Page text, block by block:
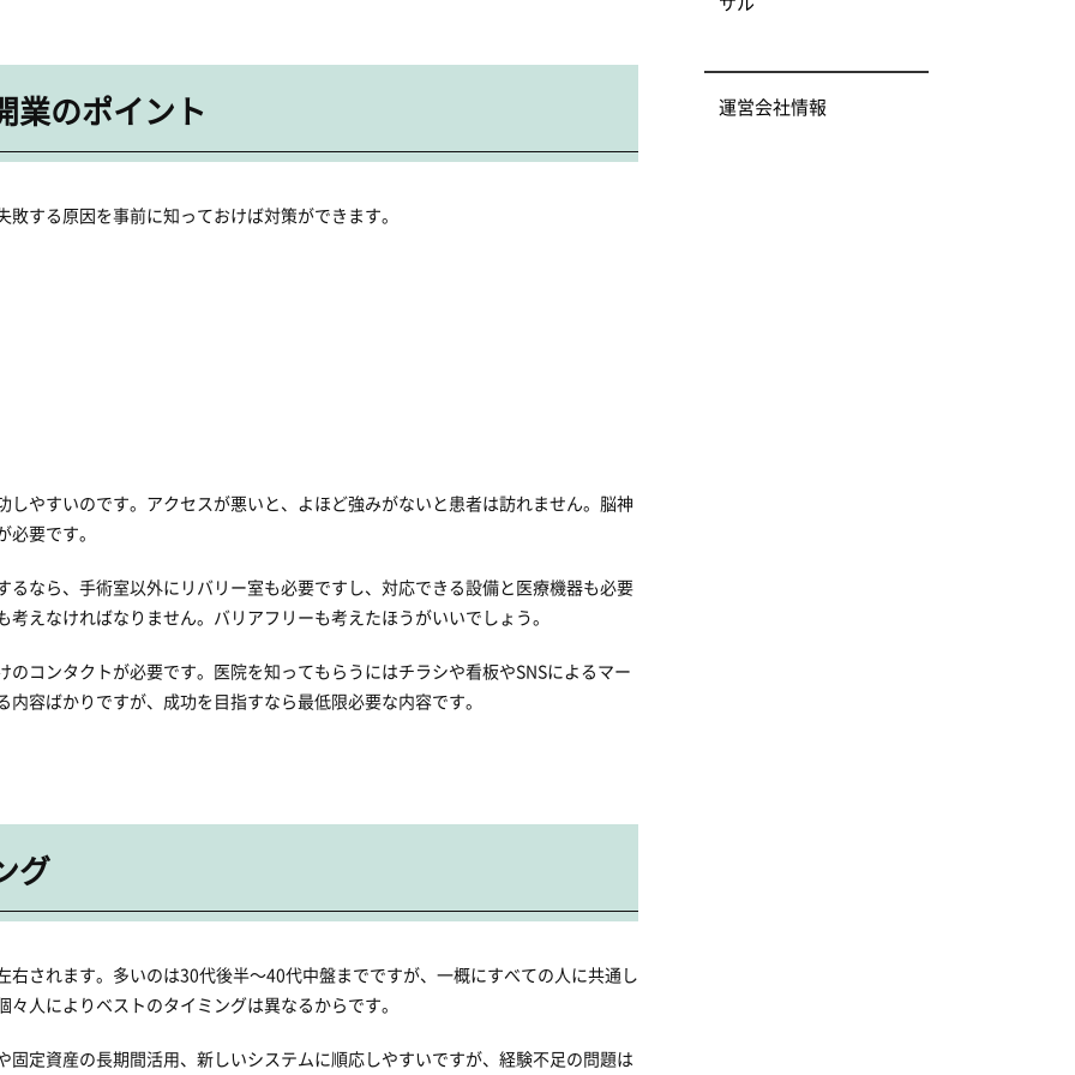
業のポイント
する原因を事前に知っておけば対策ができます。
やすいのです。アクセスが悪いと、よほど強みがないと患者は訪れません。脳神
要です。
なら、手術室以外にリバリー室も必要ですし、対応できる設備と医療機器も必要
えなければなりません。バリアフリーも考えたほうがいいでしょう。
コンタクトが必要です。医院を知ってもらうにはチラシや看板やSNSによるマー
容ばかりですが、成功を目指すなら最低限必要な内容です。
グ
されます。多いのは30代後半～40代中盤までですが、一概にすべての人に共通し
人によりベストのタイミングは異なるからです。
定資産の長期間活用、新しいシステムに順応しやすいですが、経験不足の問題は
運営会社情報